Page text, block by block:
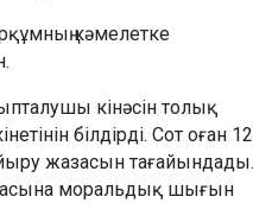
кәмелетке
кінәсін толық
білдірді. Сот оған 12
жазасын тағайындады.
моральдық шығын